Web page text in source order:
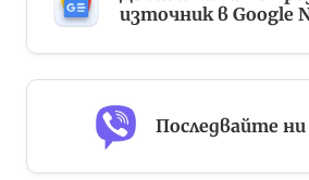
източник в Google
Последвайте